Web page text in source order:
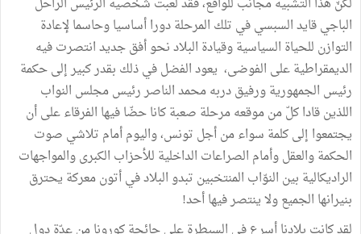
الباجي قايد السبسي في تلك المرحلة دورا أساسيا وحاسما لإعادة
التوازن للحياة السياسية وقيادة البلاد نحو أفق جديد انتصرت فيه
الديمقراطية على الفوضى، يعود الفضل في ذلك بقدر كبير إلى حكمة
رئيس الجمهورية ورفيق دربه محمد الناصر رئيس مجلس النواب
اللذين قادا كلّ من موقعه مرحلة صعبة كانا حضّا فيها الفرقاء على أن
يجتمعوا إلى كلمة سواء من أجل تونس، واليوم أمام تلاشي صوت
الحكمة والعقل وأمام الصراعات الداخلية للأحزاب الكبرى والمواجهات
الراديكالية بين النوّاب المنتخبين تبدو البلاد في أتون معركة يحترق
بنيرانها الجميع ولا ينتصر فيها أحد!